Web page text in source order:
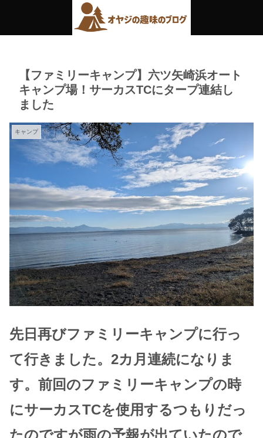
【ファミリーキャンプ】六ツ矢崎浜オート
キャンプ場！サーカスTCにタープ連結し
ました
キャンプ
先日再びファミリーキャンプに行っ
て行きました。2カ月連続になりま
す。前回のファミリーキャンプの時
にサーカスTCを使用するつもりだっ
たのですが雨の予報が出ていたので